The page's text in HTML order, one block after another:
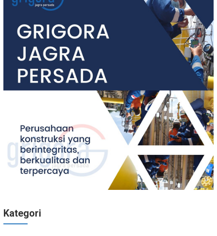
Kategori